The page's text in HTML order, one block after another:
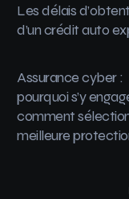
Les délais
d’un crédit auto
Assurance cyber :
pourquoi s’y
comment
meilleure